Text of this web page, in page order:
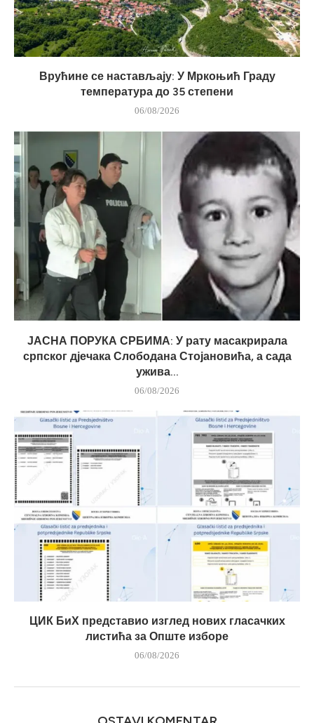
Врућине се настављају: У Мркоњић Граду
температура до 35 степени
06/08/2026
ЈАСНА ПОРУКА СРБИМА: У рату масакрирала
српског дјечака Слободана Стојановића, а сада
ужива...
06/08/2026
ЦИК БиХ представио изглед нових гласачких
листића за Опште изборе
06/08/2026